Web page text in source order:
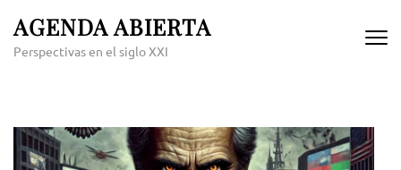
content
AGENDA ABIERTA
Perspectivas en el siglo XXI